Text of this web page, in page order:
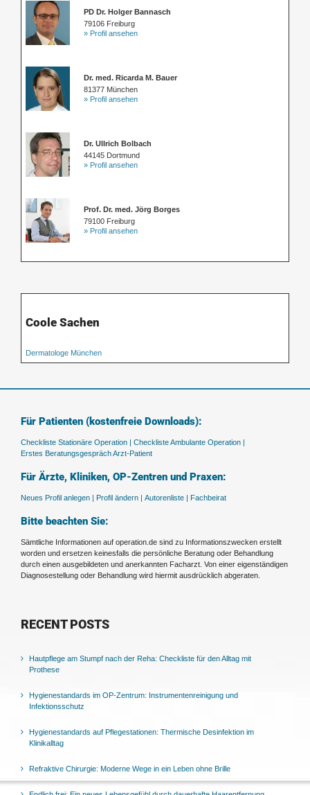
PD Dr. Holger Bannasch
79106 Freiburg
» Profil ansehen
Dr. med. Ricarda M. Bauer
81377 München
» Profil ansehen
Dr. Ullrich Bolbach
44145 Dortmund
» Profil ansehen
Prof. Dr. med. Jörg Borges
79100 Freiburg
» Profil ansehen
Coole Sachen
Dermatologe München
Für Patienten (kostenfreie Downloads):
Checkliste Stationäre Operation | Checkliste Ambulante Operation |
Erstes Beratungsgespräch Arzt-Patient
Für Ärzte, Kliniken, OP-Zentren und Praxen:
Neues Profil anlegen | Profil ändern | Autorenliste | Fachbeirat
Bitte beachten Sie:
Sämtliche Informationen auf operation.de sind zu Informationszwecken erstellt
worden und ersetzen keinesfalls die persönliche Beratung oder Behandlung
durch einen ausgebildeten und anerkannten Facharzt. Von einer eigenständigen
Diagnosestellung oder Behandlung wird hiermit ausdrücklich abgeraten.
RECENT POSTS
Hautpflege am Stumpf nach der Reha: Checkliste für den Alltag mit
Prothese
Hygienestandards im OP-Zentrum: Instrumentenreinigung und
Infektionsschutz
Hygienestandards auf Pflegestationen: Thermische Desinfektion im
Klinikalltag
Refraktive Chirurgie: Moderne Wege in ein Leben ohne Brille